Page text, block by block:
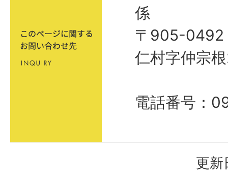
係
〒905-0492
仁村字仲宗
電話番号：
更新